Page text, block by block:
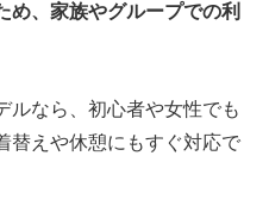
め、家族やグループでの利
ルなら、初心者や女性でも
替えや休憩にもすぐ対応で